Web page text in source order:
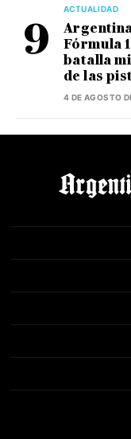
ACTUALIDAD
Fórmula
batalla
de las
4 DE AGOSTO